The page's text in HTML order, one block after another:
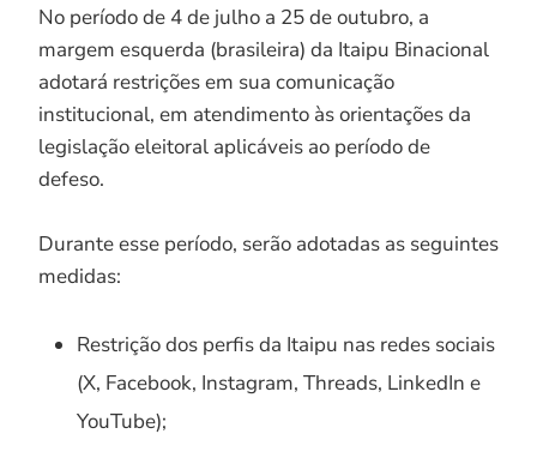
No período de 4 de julho a 25 de outubro, a
margem esquerda (brasileira) da Itaipu Binacional
adotará restrições em sua comunicação
institucional, em atendimento às orientações da
legislação eleitoral aplicáveis ao período de
defeso.
Durante esse período, serão adotadas as seguintes
medidas:
Restrição dos perfis da Itaipu nas redes sociais
(X, Facebook, Instagram, Threads, LinkedIn e
YouTube);